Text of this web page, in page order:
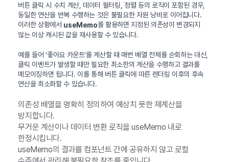
버튼 클릭 시 수치 계산, 데이터 필터링, 정렬 등의 로직이 포함된 경우,
동일한 연산을 반복 수행하는 것은 불필요한 자원 낭비로 이어집니다.
이러한 상황에서 useMemo를 활용하면 지정된 의존성이 변경되지
않는 이상 캐시된 값을 재사용할 수 있습니다.
예를 들어 ‘좋아요 카운트’를 계산할 때 매번 배열 전체를 순회하는 대신,
클릭 이벤트가 발생할 때만 필요한 최소한의 계산을 수행하고 결과를
메모이징하면 됩니다. 이를 통해 버튼 클릭에 따른 렌더링 이후의 후속
연산을 최소화할 수 있습니다.
의존성 배열을 명확히 정의하여 예상치 못한 재계산을
방지합니다.
무거운 계산이나 데이터 변환 로직을 useMemo 내로
한정시킵니다.
useMemo의 결과를 컴포넌트 간에 공유하지 않고 로컬